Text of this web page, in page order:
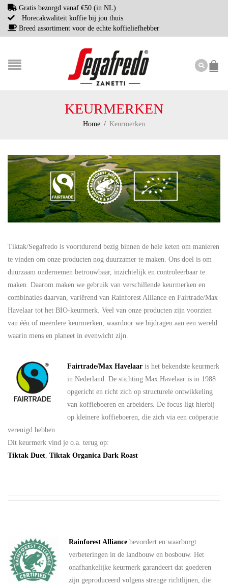
Gratis bezorgd vanaf €50 (in NL)
Horecakwaliteit koffie bij jou thuis
Breed assortiment voor de echte koffieliefhebber
KEURMERKEN
Home / Keurmerken
Tiktak/Segafredo is voortdurend bezig binnen de hele keten om manieren
te vinden om onze producten nog duurzamer te maken. Ons doel is om
duurzaam ondernemen betrouwbaar, inzichtelijk en controleerbaar te
maken. Daarom maken we gebruik van verschillende keurmerken en
combinaties daarvan, variërend van Rainforest Alliance en Fairtrade/Max
Havelaar tot het BIO-keurmerk. Veel van onze producten zijn voorzien
van één of meerdere keurmerken, waardoor we bijdragen aan een wereld
waarin mens en planeet in evenwicht zijn.
Fairtrade/Max Havelaar is het bekendste keurmerk
in Nederland. De stichting Max Havelaar is in 1988
opgericht en richt zich op structurele ontwikkeling
van koffieboeren en arbeiders. De focus ligt hierbij
op kleinere koffieboeren, die zich via een coöperatie
verenigd hebben.
Dit keurmerk vind je o.a. terug op:
Tiktak Duet, Tiktak Organica Dark Roast
Rainforest Alliance bevordert en waarborgt
verbeteringen in de landbouw en bosbouw. Het
onafhankelijke keurmerk garandeert dat goederen
zijn geproduceerd volgens strenge richtlijnen, die